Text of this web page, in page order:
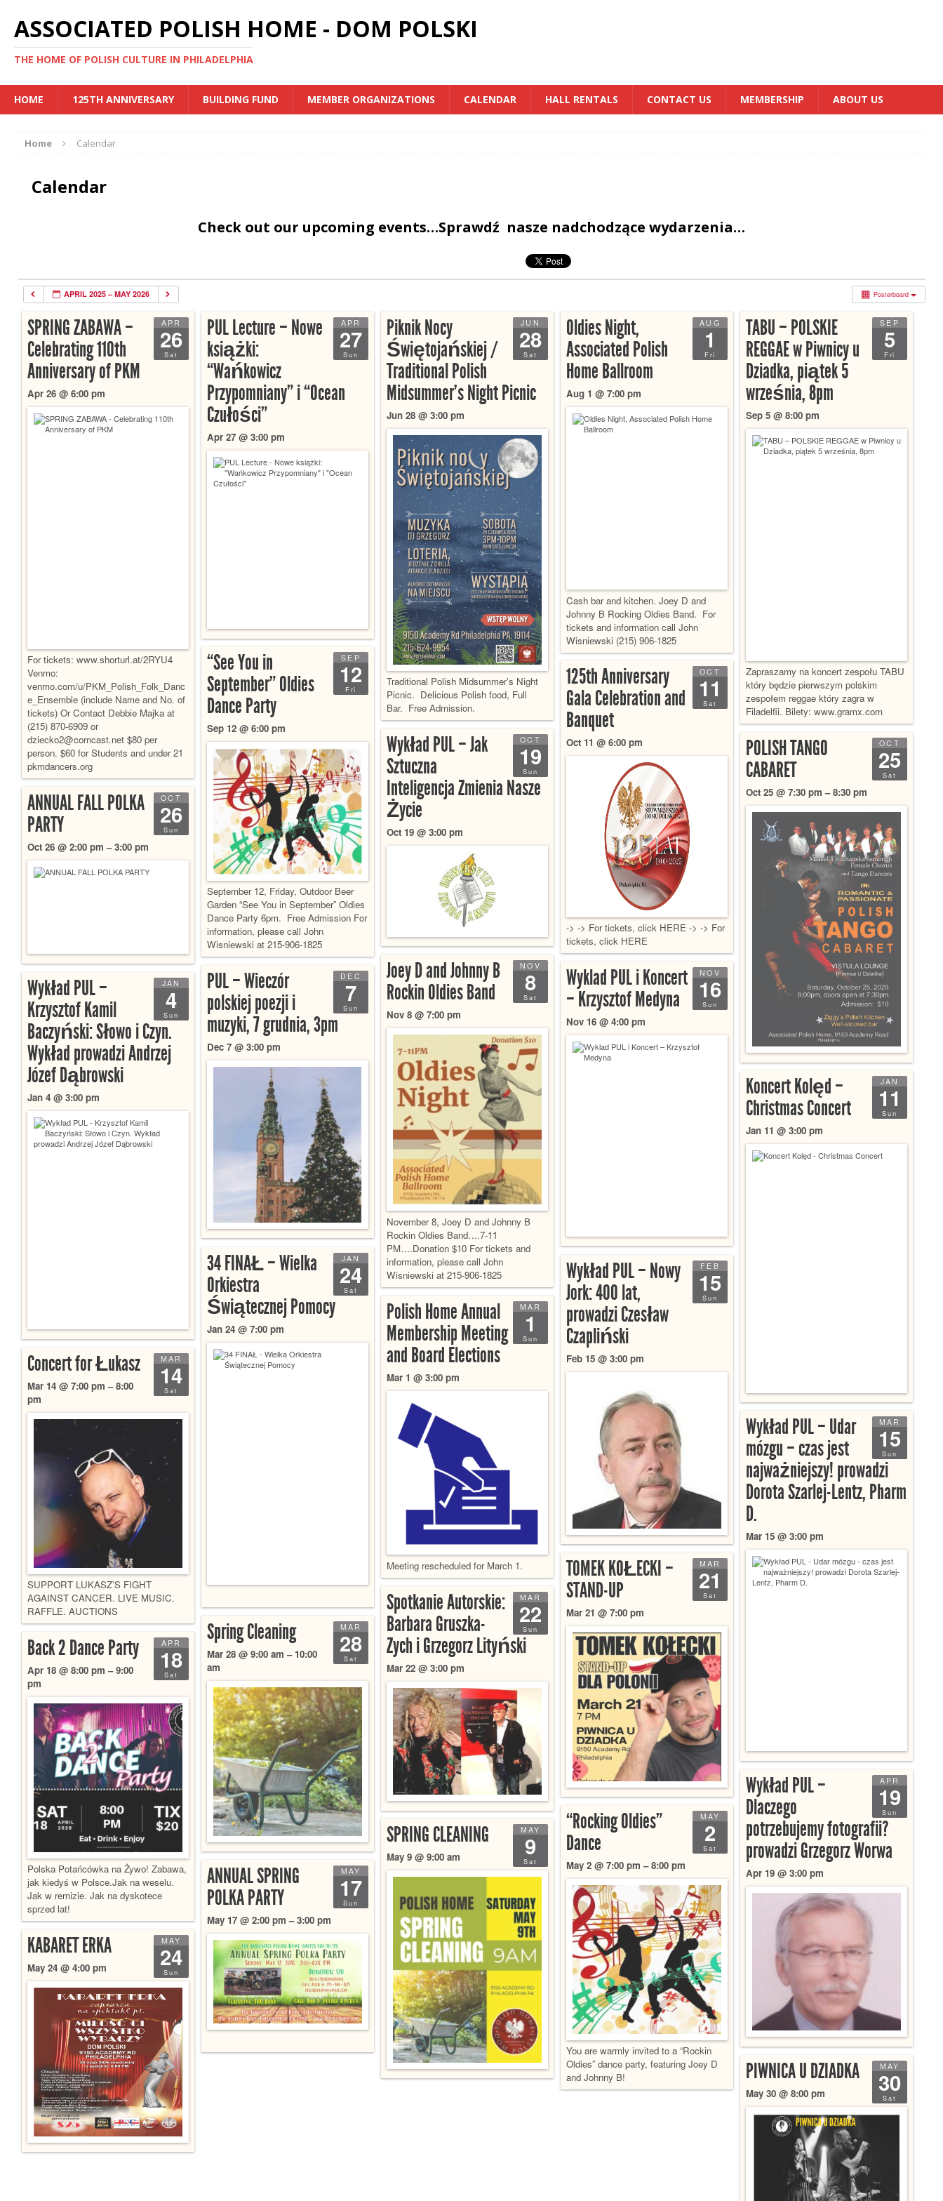
ASSOCIATED POLISH HOME - DOM POLSKI
THE HOME OF POLISH CULTURE IN PHILADELPHIA
HOME 125TH ANNIVERSARY BUILDING FUND MEMBER ORGANIZATIONS CALENDAR HALL RENTALS CONTACT US MEMBERSHIP ABOUT US
Home Calendar
Calendar
Check out our upcoming events…Sprawdź nasze nadchodzące wydarzenia…
Posterboard
APRIL 2025 – MAY 2026
APR
26
Sat
SPRING ZABAWA –
Celebrating 110th
Anniversary of PKM
Apr 26 @ 6:00 pm
For tickets: www.shorturl.at/2RYU4
Venmo:
venmo.com/u/PKM_Polish_Folk_Danc
e_Ensemble (include Name and No. of
tickets) Or Contact Debbie Majka at
(215) 870-6909 or
dziecko2@comcast.net $80 per
person. $60 for Students and under 21
pkmdancers.org
APR
27
Sun
PUL Lecture – Nowe
książki:
“Wańkowicz
Przypomniany” i “Ocean
Czułości”
Apr 27 @ 3:00 pm
JUN
28
Sat
Piknik Nocy
Świętojańskiej /
Traditional Polish
Midsummer’s Night Picnic
Jun 28 @ 3:00 pm
Traditional Polish Midsummer’s Night
Picnic. Delicious Polish food, Full
Bar. Free Admission.
AUG
1
Fri
Oldies Night,
Associated Polish
Home Ballroom
Aug 1 @ 7:00 pm
Cash bar and kitchen. Joey D and
Johnny B Rocking Oldies Band. For
tickets and information call John
Wisniewski (215) 906-1825
SEP
5
Fri
TABU – POLSKIE
REGGAE w Piwnicy u
Dziadka, piątek 5
września, 8pm
Sep 5 @ 8:00 pm
Zapraszamy na koncert zespołu TABU
który będzie pierwszym polskim
zespołem reggae który zagra w
Filadelfii. Bilety: www.gramx.com
SEP
12
Fri
“See You in
September” Oldies
Dance Party
Sep 12 @ 6:00 pm
September 12, Friday, Outdoor Beer
Garden “See You in September” Oldies
Dance Party 6pm. Free Admission For
information, please call John
Wisniewski at 215-906-1825
OCT
11
Sat
125th Anniversary
Gala Celebration and
Banquet
Oct 11 @ 6:00 pm
-> -> For tickets, click HERE -> -> For
tickets, click HERE
OCT
19
Sun
Wykład PUL – Jak
Sztuczna
Inteligencja Zmienia Nasze
Życie
Oct 19 @ 3:00 pm
OCT
25
Sat
POLISH TANGO
CABARET
Oct 25 @ 7:30 pm – 8:30 pm
OCT
26
Sun
ANNUAL FALL POLKA
PARTY
Oct 26 @ 2:00 pm – 3:00 pm
NOV
8
Sat
Joey D and Johnny B
Rockin Oldies Band
Nov 8 @ 7:00 pm
November 8, Joey D and Johnny B
Rockin Oldies Band….7-11
PM….Donation $10 For tickets and
information, please call John
Wisniewski at 215-906-1825
NOV
16
Sun
Wyklad PUL i Koncert
– Krzysztof Medyna
Nov 16 @ 4:00 pm
DEC
7
Sun
PUL – Wieczór
polskiej poezji i
muzyki, 7 grudnia, 3pm
Dec 7 @ 3:00 pm
JAN
4
Sun
Wykład PUL –
Krzysztof Kamil
Baczyński: Słowo i Czyn.
Wykład prowadzi Andrzej
Józef Dąbrowski
Jan 4 @ 3:00 pm
JAN
11
Sun
Koncert Kolęd –
Christmas Concert
Jan 11 @ 3:00 pm
JAN
24
Sat
34 FINAŁ – Wielka
Orkiestra
Świątecznej Pomocy
Jan 24 @ 7:00 pm
FEB
15
Sun
Wykład PUL – Nowy
Jork: 400 lat,
prowadzi Czesław
Czapliński
Feb 15 @ 3:00 pm
MAR
1
Sun
Polish Home Annual
Membership Meeting
and Board Elections
Mar 1 @ 3:00 pm
Meeting rescheduled for March 1.
MAR
14
Sat
Concert for Łukasz
Mar 14 @ 7:00 pm – 8:00
pm
SUPPORT LUKASZ’S FIGHT
AGAINST CANCER. LIVE MUSIC.
RAFFLE. AUCTIONS
MAR
15
Sun
Wykład PUL – Udar
mózgu – czas jest
najważniejszy! prowadzi
Dorota Szarlej-Lentz, Pharm
D.
Mar 15 @ 3:00 pm
MAR
21
Sat
TOMEK KOŁECKI –
STAND-UP
Mar 21 @ 7:00 pm
MAR
22
Sun
Spotkanie Autorskie:
Barbara Gruszka-
Zych i Grzegorz Lityński
Mar 22 @ 3:00 pm
MAR
28
Sat
Spring Cleaning
Mar 28 @ 9:00 am – 10:00
am
APR
18
Sat
Back 2 Dance Party
Apr 18 @ 8:00 pm – 9:00
pm
Polska Potańcówka na Żywo! Zabawa,
jak kiedyś w Polsce.Jak na weselu.
Jak w remizie. Jak na dyskotece
sprzed lat!
APR
19
Sun
Wykład PUL –
Dlaczego
potrzebujemy fotografii?
prowadzi Grzegorz Worwa
Apr 19 @ 3:00 pm
MAY
2
Sat
“Rocking Oldies”
Dance
May 2 @ 7:00 pm – 8:00 pm
You are warmly invited to a “Rockin
Oldies” dance party, featuring Joey D
and Johnny B!
MAY
9
Sat
SPRING CLEANING
May 9 @ 9:00 am
MAY
17
Sun
ANNUAL SPRING
POLKA PARTY
May 17 @ 2:00 pm – 3:00 pm
MAY
24
Sun
KABARET ERKA
May 24 @ 4:00 pm
MAY
30
Sat
PIWNICA U DZIADKA
May 30 @ 8:00 pm